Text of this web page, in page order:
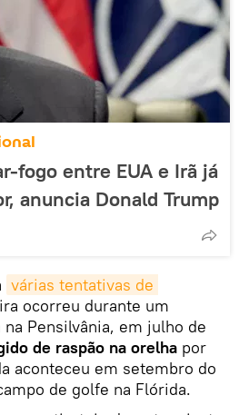
fogo entre EUA e Irã já
anuncia Donald Trump
várias tentativas de
ocorreu durante um
Pensilvânia, em julho de
de raspão na orelha por
aconteceu em setembro do
de golfe na Flórida.